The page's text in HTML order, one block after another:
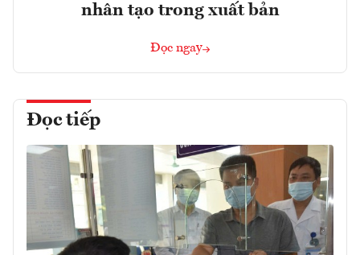
nhân tạo trong xuất bản
Đọc ngay
Đọc tiếp